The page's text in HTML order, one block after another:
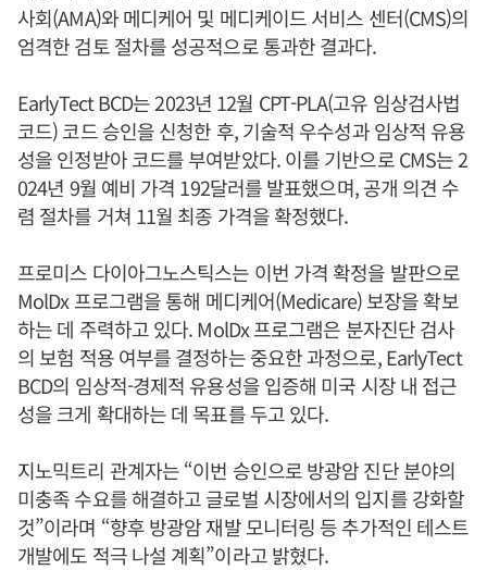
사회(AMA)와 메디케어 및 메디케이드 서비스 센터(CMS)의
엄격한 검토 절차를 성공적으로 통과한 결과다.
EarlyTect BCD는 2023년 12월 CPT-PLA(고유 임상검사법
코드) 코드 승인을 신청한 후, 기술적 우수성과 임상적 유용
성을 인정받아 코드를 부여받았다. 이를 기반으로 CMS는 2
024년 9월 예비 가격 192달러를 발표했으며, 공개 의견 수
렴 절차를 거쳐 11월 최종 가격을 확정했다.
프로미스 다이아그노스틱스는 이번 가격 확정을 발판으로
MolDx 프로그램을 통해 메디케어(Medicare) 보장을 확보
하는 데 주력하고 있다. MolDx 프로그램은 분자진단 검사
의 보험 적용 여부를 결정하는 중요한 과정으로, EarlyTect
BCD의 임상적-경제적 유용성을 입증해 미국 시장 내 접근
성을 크게 확대하는 데 목표를 두고 있다.
지노믹트리 관계자는 “이번 승인으로 방광암 진단 분야의
미충족 수요를 해결하고 글로벌 시장에서의 입지를 강화할
것”이라며 “향후 방광암 재발 모니터링 등 추가적인 테스트
개발에도 적극 나설 계획”이라고 밝혔다.